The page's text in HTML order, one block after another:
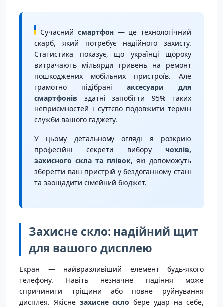
Сучасний смартфон— це технологічний
скарб, який потребує надійного захисту.
Статистика показує, що українці щороку
витрачають мільярди гривень на ремонт
пошкоджених мобільних пристроїв. Але
грамотно підібрані аксесуари для
смартфонів здатні запобігти 95% таких
неприємностей і суттєво подовжити термін
служби вашого гаджету.
У цьому детальному огляді я розкрию
професійні секрети вибору чохлів,
захисного скла та плівок, які допоможуть
зберегти ваш пристрій у бездоганному стані
та заощадити сімейний бюджет.
Захисне скло: надійний щит
для вашого дисплею
Екран — найвразливіший елемент будь-якого
телефону. Навіть незначне падіння може
спричинити тріщини або повне руйнування
дисплея. Якісне захисне скло бере удар на себе,